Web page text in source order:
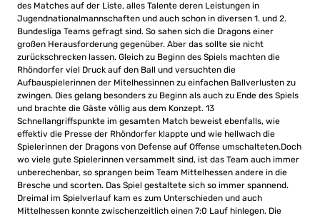
des Matches auf der Liste, alles Talente deren Leistungen in
Jugendnationalmannschaften und auch schon in diversen 1. und 2.
Bundesliga Teams gefragt sind. So sahen sich die Dragons einer
großen Herausforderung gegenüber. Aber das sollte sie nicht
zurückschrecken lassen. Gleich zu Beginn des Spiels machten die
Rhöndorfer viel Druck auf den Ball und versuchten die
Aufbauspielerinnen der Mitelhessinnen zu einfachen Ballverlusten zu
zwingen. Dies gelang besonders zu Beginn als auch zu Ende des Spiels
und brachte die Gäste völlig aus dem Konzept. 13
Schnellangriffspunkte im gesamten Match beweist ebenfalls, wie
effektiv die Presse der Rhöndorfer klappte und wie hellwach die
Spielerinnen der Dragons von Defense auf Offense umschalteten.Doch
wo viele gute Spielerinnen versammelt sind, ist das Team auch immer
unberechenbar, so sprangen beim Team Mittelhessen andere in die
Bresche und scorten. Das Spiel gestaltete sich so immer spannend.
Dreimal im Spielverlauf kam es zum Unterschieden und auch
Mittelhessen konnte zwischenzeitlich einen 7:0 Lauf hinlegen. Die